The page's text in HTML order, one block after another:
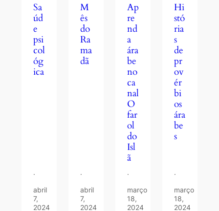
Sa
úd
e
psi
col
óg
ica
·
abril
7,
2024
M
ês
do
Ra
ma
dã
·
abril
7,
2024
Ap
re
nd
a
ára
be
no
ca
nal
O
far
ol
do
Isl
ã
·
março
18,
2024
Hi
stó
ria
s
de
pr
ov
ér
bi
os
ára
be
s
·
março
18,
2024